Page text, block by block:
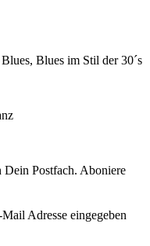
Blues im Stil der 30´s
Postfach. Aboniere
Adresse eingegeben